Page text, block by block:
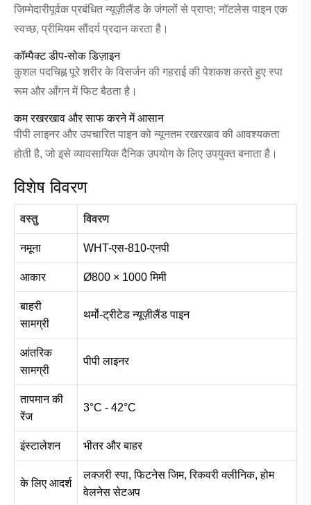
जिम्मेदारीपूर्वक प्रबंधित न्यूज़ीलैंड के जंगलों से प्राप्त; नॉटलेस पाइन एक
स्वच्छ, प्रीमियम सौंदर्य प्रदान करता है।
कॉम्पैक्ट डीप-सोक डिज़ाइन
कुशल पदचिह्न पूरे शरीर के विसर्जन की गहराई की पेशकश करते हुए स्पा
रूम और आँगन में फिट बैठता है।
कम रखरखाव और साफ करने में आसान
पीपी लाइनर और उपचारित पाइन को न्यूनतम रखरखाव की आवश्यकता
होती है, जो इसे व्यावसायिक दैनिक उपयोग के लिए उपयुक्त बनाता है।
विशेष विवरण
वस्तु विवरण
नमूना WHT-एस-810-एनपी
आकार Ø800 × 1000 मिमी
बाहरी
सामग्री
थर्मो-ट्रीटेड न्यूज़ीलैंड पाइन
आंतरिक
सामग्री
पीपी लाइनर
तापमान की
रेंज
3°C - 42°C
इंस्टालेशन भीतर और बाहर
के लिए आदर्श
लक्जरी स्पा, फिटनेस जिम, रिकवरी क्लीनिक, होम
वेलनेस सेटअप